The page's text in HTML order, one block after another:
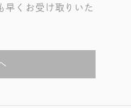
早くお受け取りいた